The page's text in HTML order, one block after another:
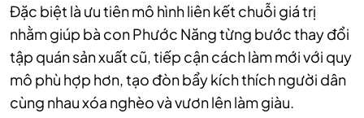
Đặc biệt là ưu tiên mô hình liên kết chuỗi giá trị
nhằm giúp bà con Phước Năng từng bước thay đổi
tập quán sản xuất cũ, tiếp cận cách làm mới với quy
mô phù hợp hơn, tạo đòn bẩy kích thích người dân
cùng nhau xóa nghèo và vươn lên làm giàu.